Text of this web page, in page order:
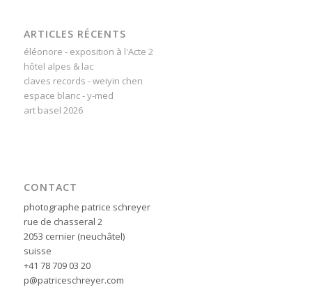
ARTICLES RÉCENTS
éléonore - exposition à l'Acte 2
hôtel alpes & lac
claves records - weiyin chen
espace blanc - y-med
art basel 2026
CONTACT
photographe patrice schreyer
rue de chasseral 2
2053 cernier (neuchâtel)
suisse
+41 78 709 03 20
p@patriceschreyer.com